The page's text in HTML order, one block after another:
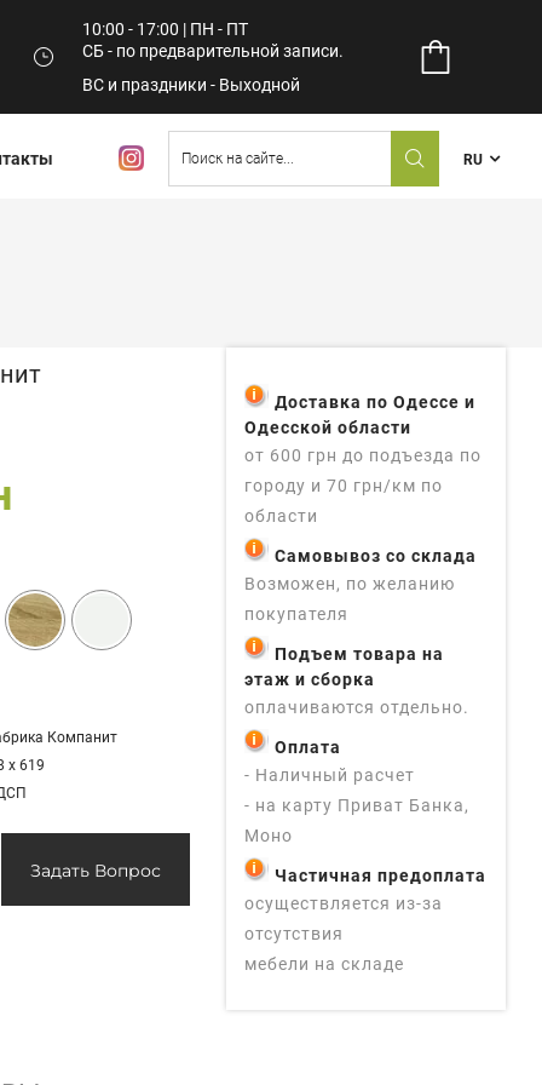
10:00 - 17:00 | ПН - ПТ
СБ - по предварительной записи.
ВС и праздники - Выходной
RU
Компанит
х 619
Задать Вопрос
Доставка по Одессе и
Одесской области
от 600 грн до подъезда по
городу и 70 грн/км по
области
Самовывоз со склада
Возможен, по желанию
покупателя
Подъем товара на
этаж и сборка
оплачиваются отдельно.
Оплата
- Наличный расчет
- на карту Приват Банка,
Моно
Частичная предоплата
осуществляется из-за
отсутствия
мебели на складе